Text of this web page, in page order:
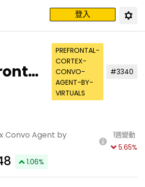
登入
PREFRONTAL-
CORTEX-
CONVO-
AGENT-BY-
VIRTUALS
#3340
Convo Agent by
1.06%
1週變動
5.65%